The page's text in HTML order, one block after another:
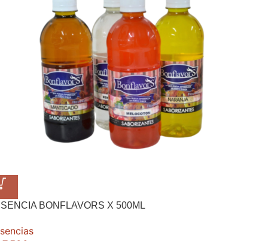
BONFLAVORS X 500ML